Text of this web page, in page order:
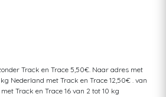
Track en Trace 5,50€. Naar adres met
Nederland met Track en Trace 12,50€ . van
Track en Trace 16 van 2 tot 10 kg